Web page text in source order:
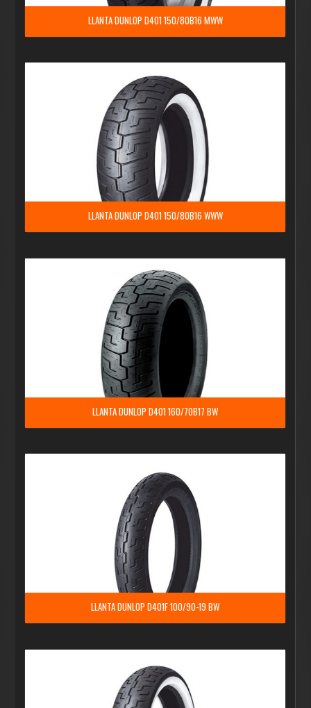
LLANTA DUNLOP D401 150/80B16 MWW
LLANTA DUNLOP D401 150/80B16 WWW
LLANTA DUNLOP D401 160/70B17 BW
LLANTA DUNLOP D401F 100/90-19 BW